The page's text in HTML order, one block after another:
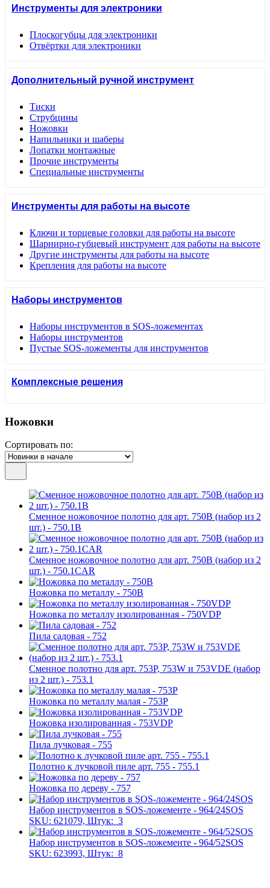
Инструменты для электроники
Плоскогубцы для электроники
Отвёртки для электроники
Дополнительный ручной инструмент
Тиски
Струбцины
Ножовки
Напильники и шаберы
Лопатки монтажные
Прочие инструменты
Специальные инструменты
Инструменты для работы на высоте
Ключи и торцевые головки для работы на высоте
Шарнирно-губцевый инструмент для работы на высоте
Другие инструменты для работы на высоте
Крепления для работы на высоте
Наборы инструментов
Наборы инструментов в SOS-ложементах
Наборы инструментов
Пустые SOS-ложементы для инструментов
Комплексные решения
Ножовки
Сортировать по:
Сменное ножовочное полотно для арт. 750В (набор из 2
шт.) - 750.1B
Сменное ножовочное полотно для арт. 750B (набор из 2
шт.) - 750.1CAR
Ножовка по металлу - 750B
Ножовка по металлу изолированная - 750VDP
Пила садовая - 752
Сменное полотно для арт. 753Р, 753W и 753VDE (набор
из 2 шт.) - 753.1
Ножовка по металлу малая - 753P
Ножовка изолированная - 753VDP
Пила лучковая - 755
Полотно к лучковой пиле арт. 755 - 755.1
Ножовка по дереву - 757
Набор инструментов в SOS-ложементе - 964/24SOS
SKU: 621079, Штук: 3
Набор инструментов в SOS-ложементе - 964/52SOS
SKU: 623993, Штук: 8